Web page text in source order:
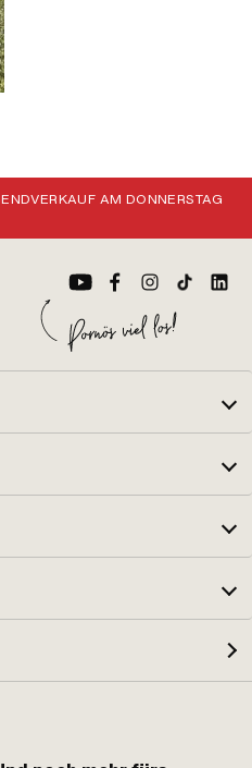
AM DONNERSTAG